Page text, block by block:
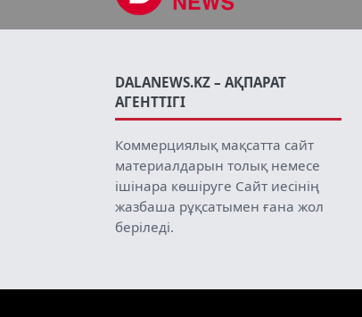
DALANEWS.KZ – АҚПАРАТ
АГЕНТТІГІ
Коммерциялық мақсатта сайт
материалдарын толық немесе
ішінара көшіруге Сайт иесінің
жазбаша рұқсатымен ғана жол
беріледі.